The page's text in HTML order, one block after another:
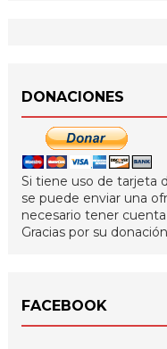
DONACIONES
Si tiene uso de tarjeta
se puede enviar una
necesario tener
Gracias por su
FACEBOOK